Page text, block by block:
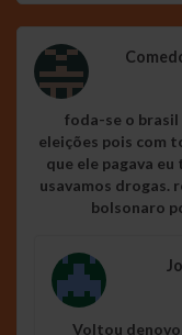
foda-se o
eleições pois com
que ele pagava
usavamos drogas.
bolsonaro
Voltou denovo